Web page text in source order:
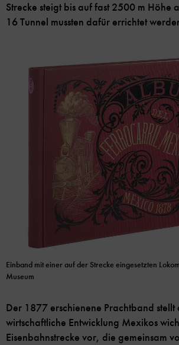
Einband mit einer auf der Strecke eingesetzten
Museum
Strecke steigt bis auf fast 2500 m Höhe
16 Tunnel mussten dafür errichtet
Der 1877 erschienene Prachtband stellt
wirtschaftliche Entwicklung Mexikos
Eisenbahnstrecke vor, die gemeinsam